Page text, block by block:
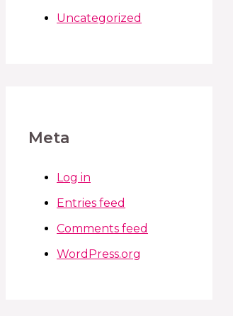
Uncategorized
Meta
Log in
Entries feed
Comments feed
WordPress.org